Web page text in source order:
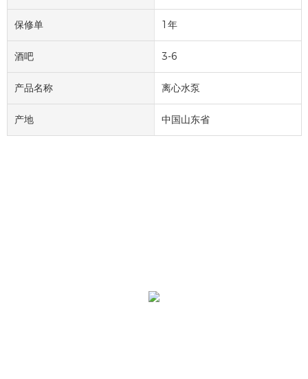
保修单 1年
酒吧 3-6
产品名称 离心水泵
产地 中国山东省